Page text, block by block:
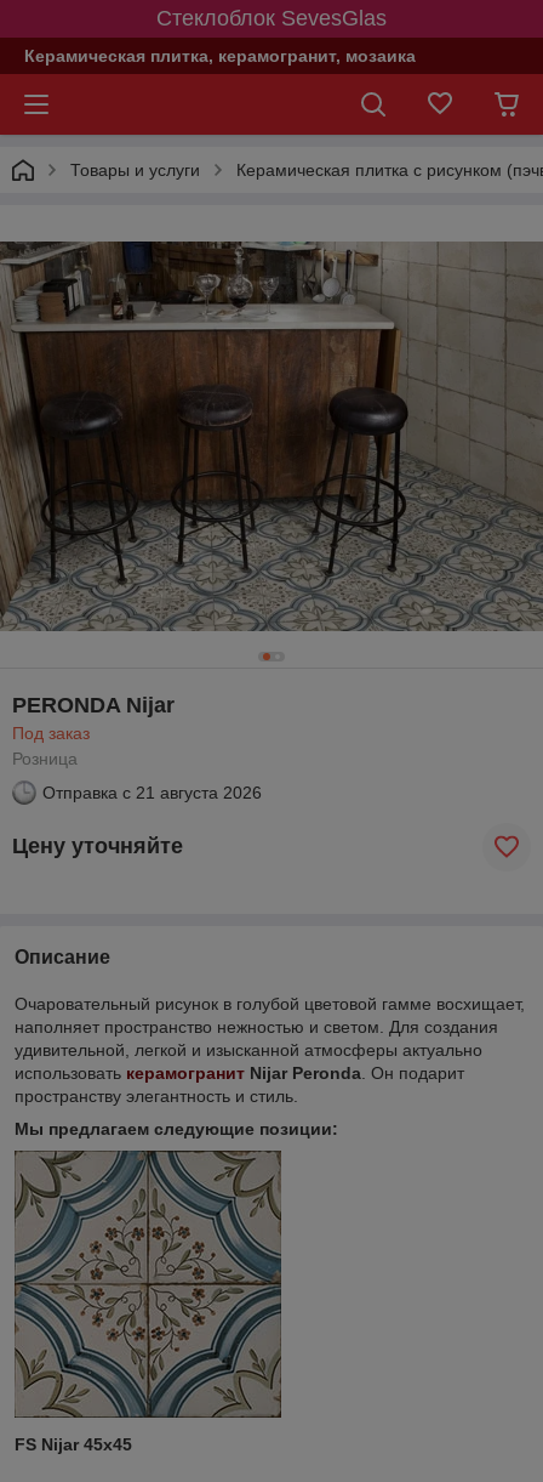
Стеклоблок SevesGlas
Керамическая плитка, керамогранит, мозаика
Товары и услуги Керамическая плитка с рисунком
PERONDA Nijar
Под заказ
Розница
Отправка с 21 августа 2026
Цену уточняйте
Описание
Очаровательный рисунок в голубой цветовой гамме восхищает,
наполняет пространство нежностью и светом. Для создания
удивительной, легкой и изысканной атмосферы актуально
использовать керамогранит Nijar Peronda . Он подарит
пространству элегантность и стиль.
Мы предлагаем следующие позиции:
FS Nijar 45x45